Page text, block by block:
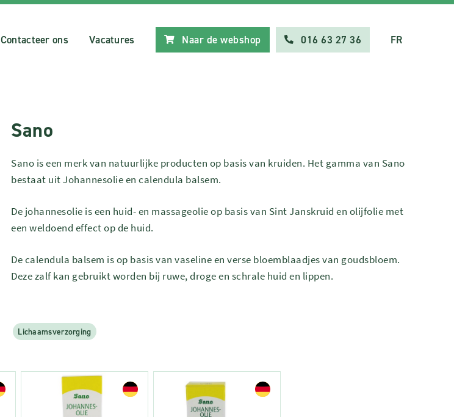
Contacteer ons Vacatures Naar de webshop 016 63 27 36 FR
Sano
Sano is een merk van natuurlijke producten op basis van kruiden. Het gamma van Sano
bestaat uit Johannesolie en calendula balsem.
De johannesolie is een huid- en massageolie op basis van Sint Janskruid en olijfolie met
een weldoend effect op de huid.
De calendula balsem is op basis van vaseline en verse bloemblaadjes van goudsbloem.
Deze zalf kan gebruikt worden bij ruwe, droge en schrale huid en lippen.
Lichaamsverzorging